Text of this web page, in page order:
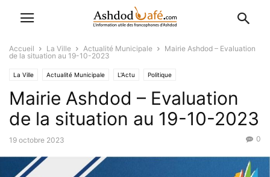
Accueil La Ville Actualité Municipale
Mairie Ashdod – Evaluation
de la situation au 19-10-2023
La Ville Actualité Municipale L'Actu Politique
Mairie Ashdod – Evaluation
de la situation au 19-10-2023
19 octobre 2023 0